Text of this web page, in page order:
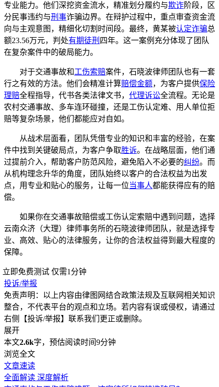
专业能力。他们深挖资金流水，精准划分履约与欺诈阶段，区
分民事违约与刑事诈骗边界。在辩护过程中，重点审查资金流
向与主观意图，精细化切割时间段。最终，黄某被认定诈骗总
额23.56万元，判处有期徒刑 四年。这一案例充分体现了团队
在复杂案件中的破局能力。
对于交通事故和工伤索赔案件，石晓波律师团队也有一套
行之有效的方法。他们会精准计算赔偿金额，为客户提供保险
理赔全程指导，代书各类法律文书， 代理诉讼全流程。无论是
农村交通事故、多车连环碰撞，还是工伤认定难、用人单位拒
赔等复杂场景，他们都能应对自如。
从战术层面看，团队凭借专业的知识和丰富的经验，在案
件中找到关键破局点，为客户争取胜诉。在战略层面，他们通
过提前介入，帮助客户防范风险，避免陷入不必要的纠纷。而
从机构理念升华的角度，团队始终以客户的合法权益为出发
点，用专业和贴心的服务，让每一位当事人都能获得应有的赔
偿。
如果你在交通事故赔偿或工伤认定索赔中遇到问题，选择
云南众济（大理）律师事务所的石晓波律师团队，就是选择专
业、高效、贴心的法律服务，让你的合法权益得到最大程度的
保障。
立即免费测试 仅需1分钟
投诉/举报
免责声明：以上内容由律图网结合政策法规及互联网相关知识
整合，不代表平台的观点和立场。若内容有误或侵权，请通过
右侧【投诉/举报】联系我们更正或删除。
展开
本文2.6k字，预估阅读时间9分钟
浏览全文
文章速读
全面解读 深度解析